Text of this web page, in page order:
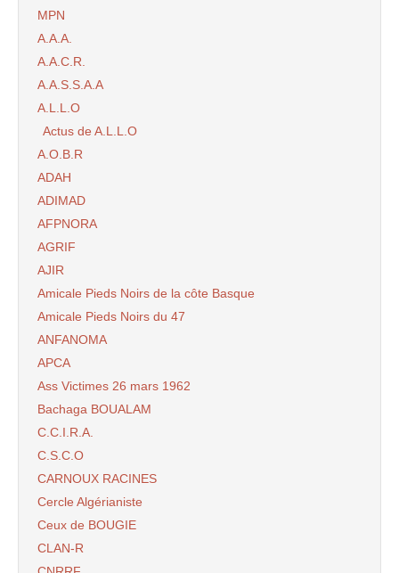
MPN
A.A.A.
A.A.C.R.
A.A.S.S.A.A
A.L.L.O
Actus de A.L.L.O
A.O.B.R
ADAH
ADIMAD
AFPNORA
AGRIF
AJIR
Amicale Pieds Noirs de la côte Basque
Amicale Pieds Noirs du 47
ANFANOMA
APCA
Ass Victimes 26 mars 1962
Bachaga BOUALAM
C.C.I.R.A.
C.S.C.O
CARNOUX RACINES
Cercle Algérianiste
Ceux de BOUGIE
CLAN-R